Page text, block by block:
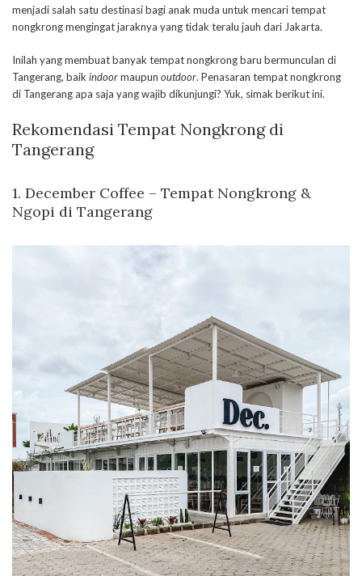
menjadi salah satu destinasi bagi anak muda untuk mencari tempat
nongkrong mengingat jaraknya yang tidak teralu jauh dari Jakarta.
Inilah yang membuat banyak tempat nongkrong baru bermunculan di
Tangerang, baik indoormaupun outdoor. Penasaran tempat nongkrong
di Tangerang apa saja yang wajib dikunjungi? Yuk, simak berikut ini.
Rekomendasi Tempat Nongkrong di
Tangerang
1. December Coffee – Tempat Nongkrong &
Ngopi di Tangerang